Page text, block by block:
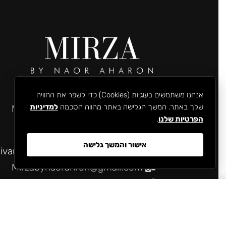
רחוב שמואל הנגיד 43, רעננה.
Mirzabynaorahron@gmail.com
קניון TLV קומה התחתונה, מול Stradivarius, תל אביב-יפו.
Mirzabynaorahron@gmail.com
אנחנו משתמשים בעוגיות (Cookies) כדי לשפר את החוויה
שלך באתר. המשך הגלישה באתר מהווה הסכמה למדיניות
הפרטיות שלנו.
אישור והמשך גלישה